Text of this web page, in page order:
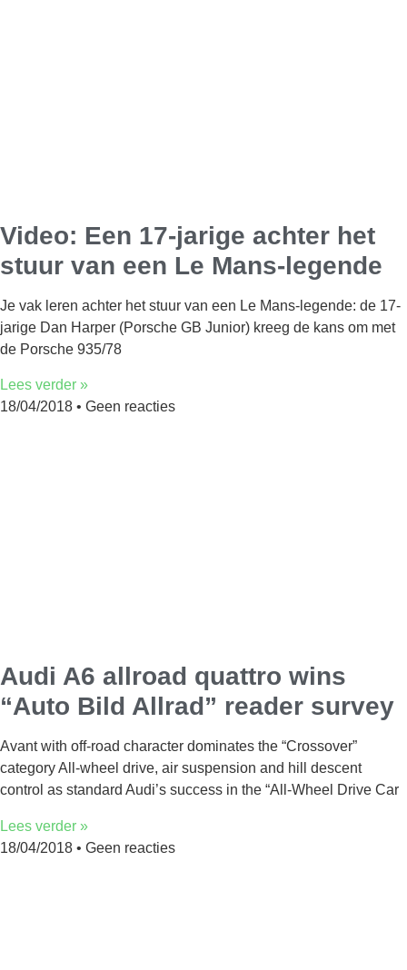
Video: Een 17-jarige achter het
stuur van een Le Mans-legende
Je vak leren achter het stuur van een Le Mans-legende: de 17-
jarige Dan Harper (Porsche GB Junior) kreeg de kans om met
de Porsche 935/78
Lees verder »
18/04/2018
Geen reacties
Audi A6 allroad quattro wins
“Auto Bild Allrad” reader survey
Avant with off-road character dominates the “Crossover”
category All-wheel drive, air suspension and hill descent
control as standard Audi’s success in the “All-Wheel Drive Car
Lees verder »
18/04/2018
Geen reacties